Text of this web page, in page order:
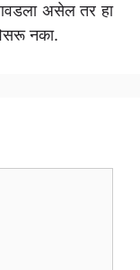
असेल तर हा
नका.